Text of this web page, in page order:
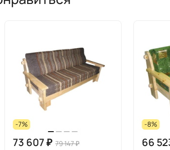
-7%
73 607 ₽ 79 147 ₽
-8%
66